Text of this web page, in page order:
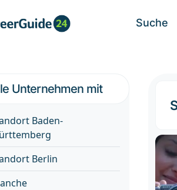
Suche
Unternehmen mit
Baden-
Berlin